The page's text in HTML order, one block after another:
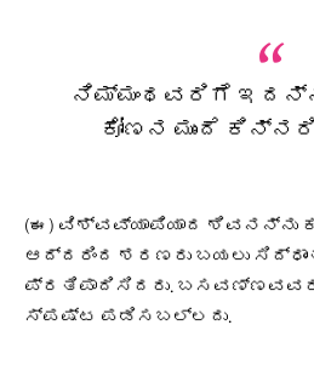
ನಿಮ್ಮಂಥವರಿಗೆ ಇದನ್ನು
ಕೋಣನ ಮುಂದೆ
(ಈ) ವಿಶ್ವವ್ಯಾಪಿಯಾದ ಶಿವನನ್ನು
ಆದ್ದರಿಂದ ಶರಣರು ಬಯಲು
ಪ್ರತಿಪಾದಿಸಿದರು. ಬಸವಣ್ಣವವರ
ಸ್ಪಷ್ಟ ಪಡಿಸಬಲ್ಲದು.